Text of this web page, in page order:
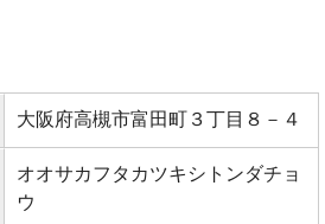
大阪府高槻市富田町３丁目８－４
オオサカフタカツキシトンダチョ
ウ